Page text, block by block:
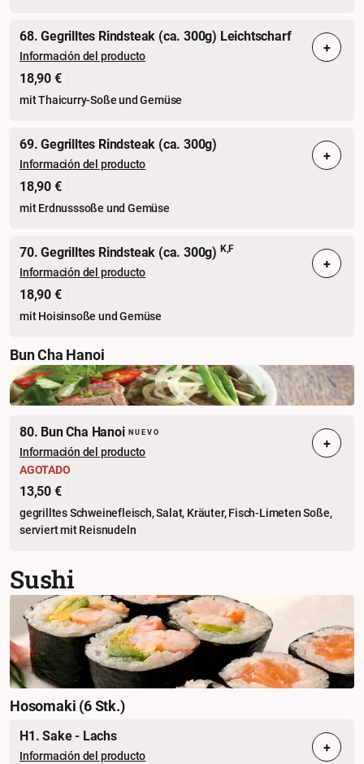
68. Gegrilltes Rindsteak (ca. 300g) Leichtscharf
Información del producto
18,90 €
mit Thaicurry-Soße und Gemüse
+
69. Gegrilltes Rindsteak (ca. 300g)
Información del producto
18,90 €
mit Erdnusssoße und Gemüse
+
70. Gegrilltes Rindsteak (ca. 300g) K,F
Información del producto
18,90 €
mit Hoisinsoße und Gemüse
+
Bun Cha Hanoi
80. Bun Cha Hanoi NUEVO
Información del producto
AGOTADO
13,50 €
gegrilltes Schweinefleisch, Salat, Kräuter, Fisch-Limeten Soße,
serviert mit Reisnudeln
+
Sushi
Hosomaki (6 Stk.)
H1. Sake - Lachs
Información del producto +